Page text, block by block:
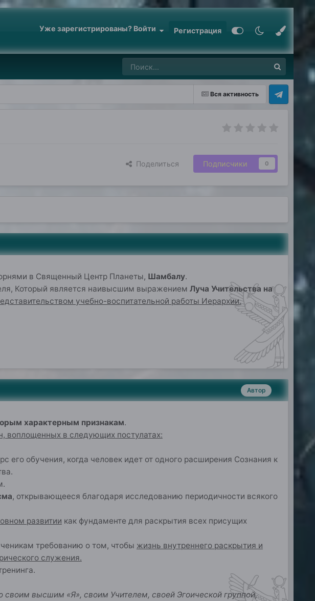
Уже зарегистрированы? Войти Регистрация
Вся активность
Поделиться Подписчики 0
в Священный Центр Планеты, Шамбалу.
Который является наивысшим выражением Луча Учительства на
учебно-воспитательной работы Иерархии.
Автор
характерным признакам.
воплощенных в следующих постулатах:
его обучения, когда человек идет от одного расширения Сознания к
, открывающееся благодаря исследованию периодичности всякого
развитии как фундаменте для раскрытия всех присущих
требованию о том, чтобы жизнь внутреннего раскрытия и
служения.
высшим «Я», своим Учителем, своей Эгоической группой,